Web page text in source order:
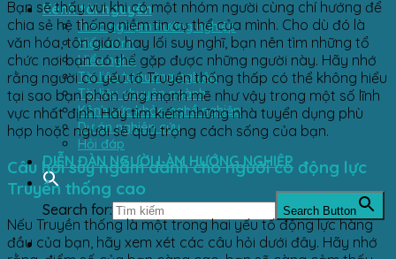
Kênh tài nguyên
Trắc nghiệm hướng nghiệp
Hiểu mình
Hiểu nghề
Tài liệu tự hướng nghiệp
Tài liệu chuyên ngành
Kênh sức khỏe nghề nghiệp
Dự án nghiên cứu
Hỏi đáp
DIỄN ĐÀN NGƯỜI LÀM HƯỚNG NGHIỆP
Search for: Search Button
Bạn sẽ thấy vui khi có một nhóm người cùng chí hướng để
chia sẻ hệ thống niềm tin cụ thể của mình. Cho dù đó là
văn hóa, tôn giáo hay lối suy nghĩ, bạn nên tìm những tổ
chức nơi bạn có thể gặp được những người này. Hãy nhớ
rằng người có yếu tố Truyền thống thấp có thể không hiểu
tại sao bạn phản ứng mạnh mẽ như vậy trong một số lĩnh
vực nhất định. Hãy tìm kiếm những nhà tuyển dụng phù
hợp hoặc người sẽ quý trọng cách sống của bạn.
Câu hỏi suy ngẫm dành cho người có động lực
Truyền thống cao
Nếu Truyền thống là một trong hai yếu tố động lực hàng
đầu của bạn, hãy xem xét các câu hỏi dưới đây. Hãy nhớ